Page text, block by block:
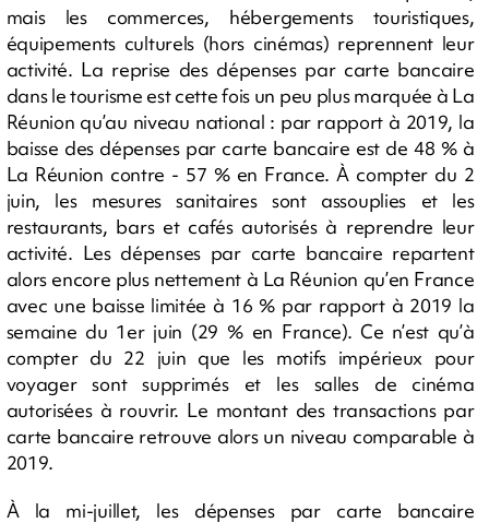
mais les commerces, hébergements touristiques,
équipements culturels (hors cinémas) reprennent leur
activité. La reprise des dépenses par carte bancaire
dans le tourisme est cette fois un peu plus marquée à La
Réunion qu’au niveau national : par rapport à 2019, la
baisse des dépenses par carte bancaire est de 48 % à
La Réunion contre - 57 % en France. À compter du 2
juin, les mesures sanitaires sont assouplies et les
restaurants, bars et cafés autorisés à reprendre leur
activité. Les dépenses par carte bancaire repartent
alors encore plus nettement à La Réunion qu’en France
avec une baisse limitée à 16 % par rapport à 2019 la
semaine du 1er juin (29 % en France). Ce n’est qu’à
compter du 22 juin que les motifs impérieux pour
voyager sont supprimés et les salles de cinéma
autorisées à rouvrir. Le montant des transactions par
carte bancaire retrouve alors un niveau comparable à
2019.
À la mi-juillet, les dépenses par carte bancaire